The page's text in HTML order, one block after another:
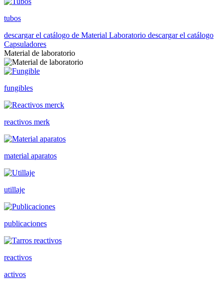
tubos
descargar el catálogo de Material Laboratorio descargar el catálogo
Capsuladores
Material de laboratorio
fungibles
reactivos merk
material aparatos
utillaje
publicaciones
reactivos
activos